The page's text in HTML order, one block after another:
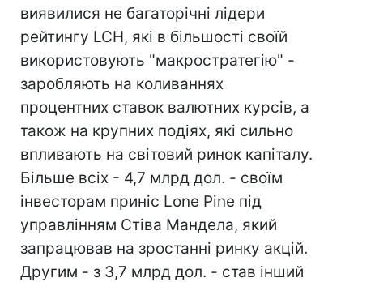
виявилися не багаторічні лідери
рейтингу LCH, які в більшості своїй
використовують "макростратегію" -
заробляють на коливаннях
процентних ставок валютних курсів, а
також на крупних подіях, які сильно
впливають на світовий ринок капіталу.
Більше всіх - 4,7 млрд дол. - своїм
інвесторам приніс Lone Pine під
управлінням Стіва Мандела, який
запрацював на зростанні ринку акцій.
Другим - з 3,7 млрд дол. - став інший